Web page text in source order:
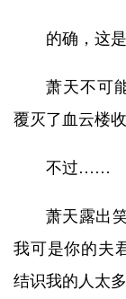
的确，这
萧天不可
覆灭了血云楼收
不过……
萧天露出
我可是你的夫
结识我的人太